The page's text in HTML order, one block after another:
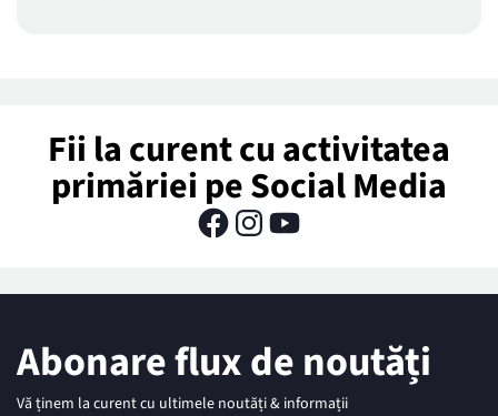
Fii la curent cu activitatea
primăriei pe Social Media
Abonare flux de noutăți
Vă ținem la curent cu ultimele noutăți & informații